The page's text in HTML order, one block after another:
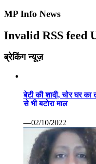
MP Info News
Invalid RSS feed
ब्रेकिंग न्यूज़
बेटी की शादी, चोर घर
से भी बटोरा माल
—02/10/2022